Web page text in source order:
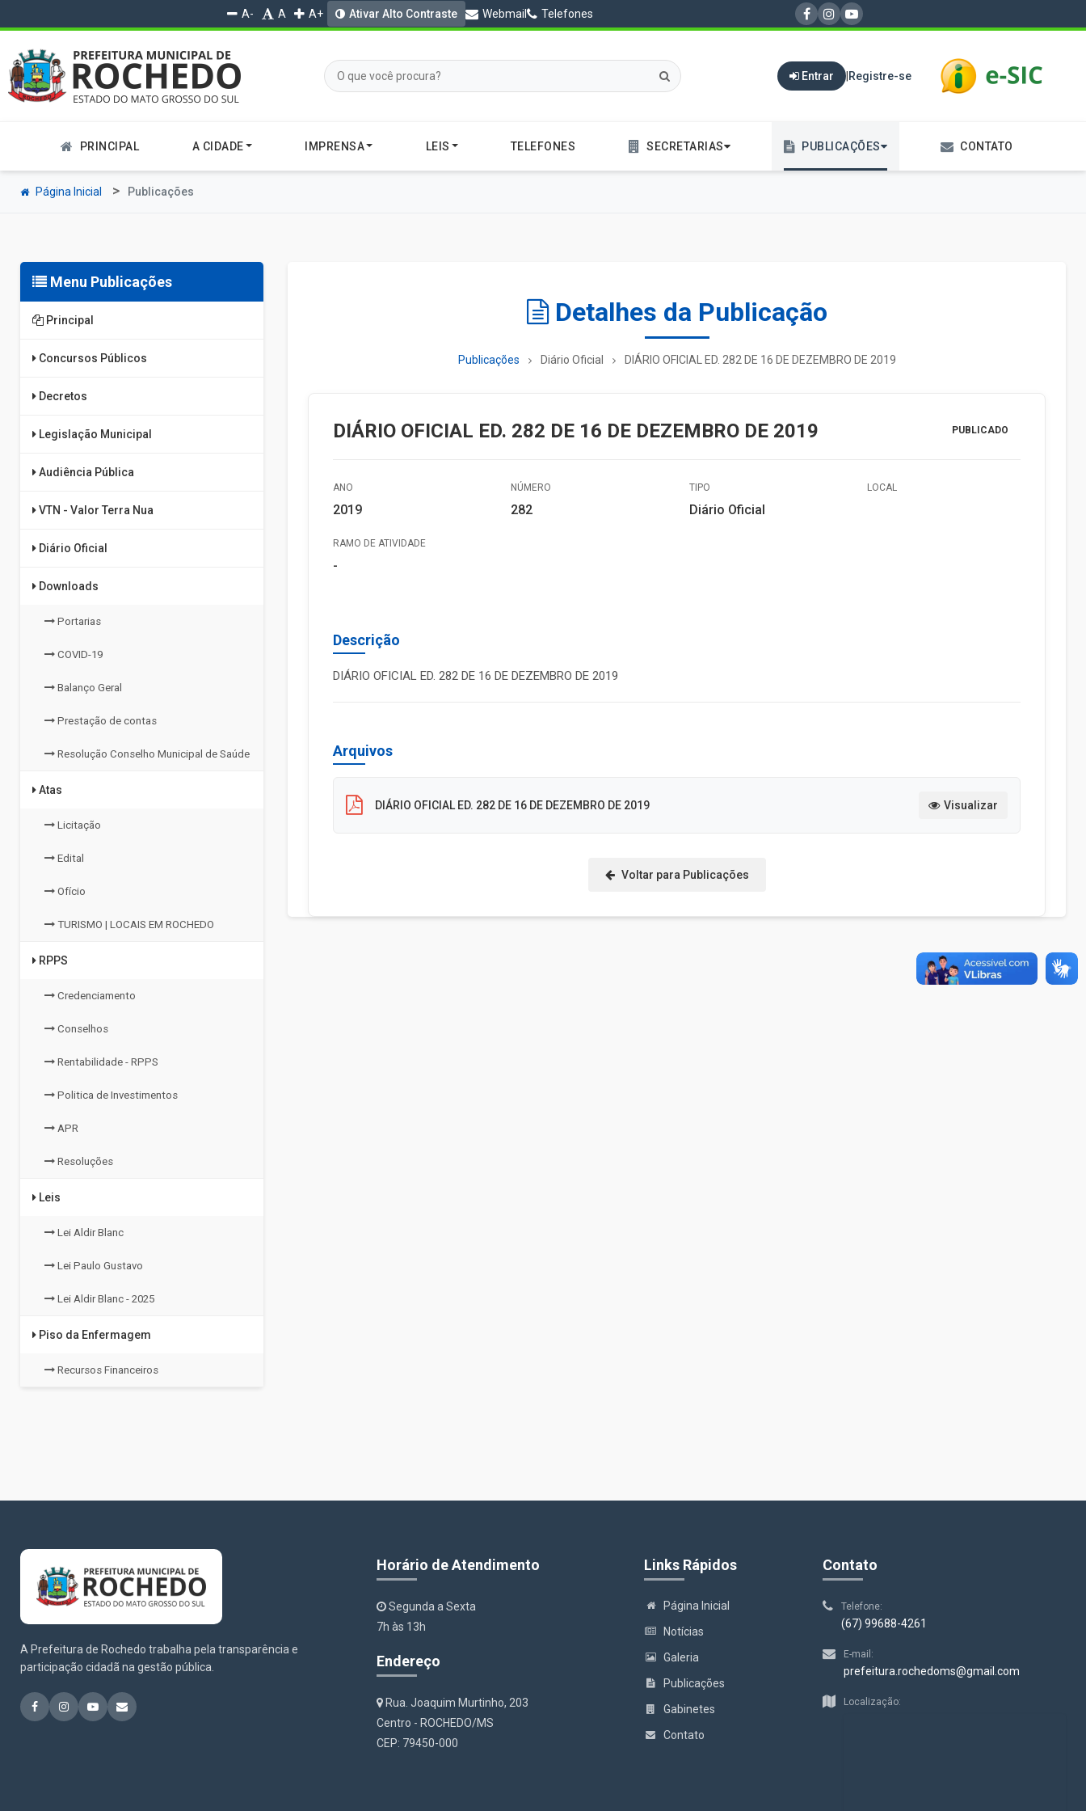
A- A A+ Ativar Alto Contraste Webmail Telefones
Entrar | Registre-se
PRINCIPAL A CIDADE IMPRENSA LEIS TELEFONES SECRETARIAS PUBLICAÇÕES CONTATO
Página Inicial Publicações
Menu Publicações
Principal
Concursos Públicos
Decretos
Legislação Municipal
Audiência Pública
VTN - Valor Terra Nua
Diário Oficial
Downloads
Portarias
COVID-19
Balanço Geral
Prestação de contas
Resolução Conselho Municipal de Saúde
Atas
Licitação
Edital
Ofício
TURISMO | LOCAIS EM ROCHEDO
RPPS
Credenciamento
Conselhos
Rentabilidade - RPPS
Politica de Investimentos
APR
Resoluções
Leis
Lei Aldir Blanc
Lei Paulo Gustavo
Lei Aldir Blanc - 2025
Piso da Enfermagem
Recursos Financeiros
Detalhes da Publicação
Publicações Diário Oficial DIÁRIO OFICIAL ED. 282 DE 16 DE DEZEMBRO DE 2019
DIÁRIO OFICIAL ED. 282 DE 16 DE DEZEMBRO DE 2019 PUBLICADO
ANO
2019
NÚMERO
282
TIPO
Diário Oficial
LOCAL
RAMO DE ATIVIDADE
-
Descrição
DIÁRIO OFICIAL ED. 282 DE 16 DE DEZEMBRO DE 2019
Arquivos
DIÁRIO OFICIAL ED. 282 DE 16 DE DEZEMBRO DE 2019 Visualizar
Voltar para Publicações
A Prefeitura de Rochedo trabalha pela transparência e
participação cidadã na gestão pública.
Horário de Atendimento
Segunda a Sexta
7h às 13h
Endereço
Rua. Joaquim Murtinho, 203
Centro - ROCHEDO/MS
CEP: 79450-000
Links Rápidos
Página Inicial
Notícias
Galeria
Publicações
Gabinetes
Contato
Contato
Telefone:
(67) 99688-4261
E-mail:
prefeitura.rochedoms@gmail.com
Localização: